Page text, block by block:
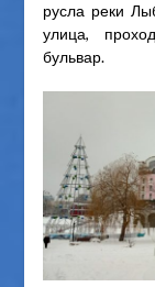
русла реки
улица,
бульвар.